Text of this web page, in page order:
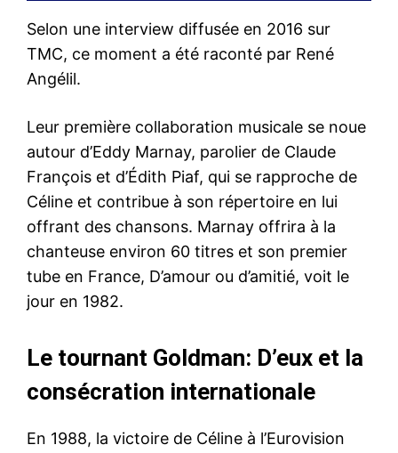
Selon une interview diffusée en 2016 sur
TMC, ce moment a été raconté par René
Angélil.
Leur première collaboration musicale se noue
autour d’Eddy Marnay, parolier de Claude
François et d’Édith Piaf, qui se rapproche de
Céline et contribue à son répertoire en lui
offrant des chansons. Marnay offrira à la
chanteuse environ 60 titres et son premier
tube en France, D’amour ou d’amitié, voit le
jour en 1982.
Le tournant Goldman: D’eux et la
consécration internationale
En 1988, la victoire de Céline à l’Eurovision